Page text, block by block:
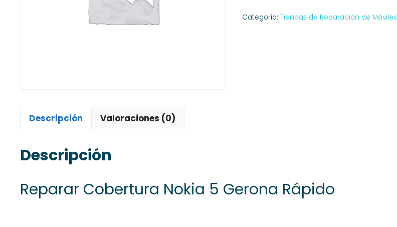
Categoría:Tiendas de Reparación de Móviles
Descripción Valoraciones (0)
Descripción
Reparar Cobertura Nokia 5 Gerona Rápido